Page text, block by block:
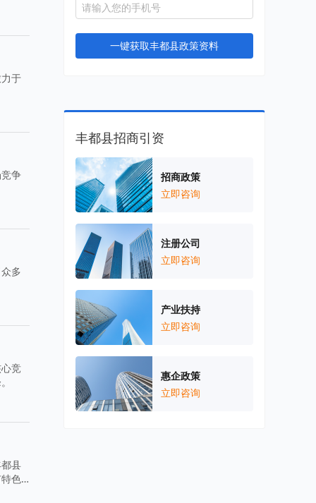
于
争
多
竞
县
色
一键获取丰都县政策资料
丰都县招商引资
招商政策
立即咨询
注册公司
立即咨询
产业扶持
立即咨询
惠企政策
立即咨询